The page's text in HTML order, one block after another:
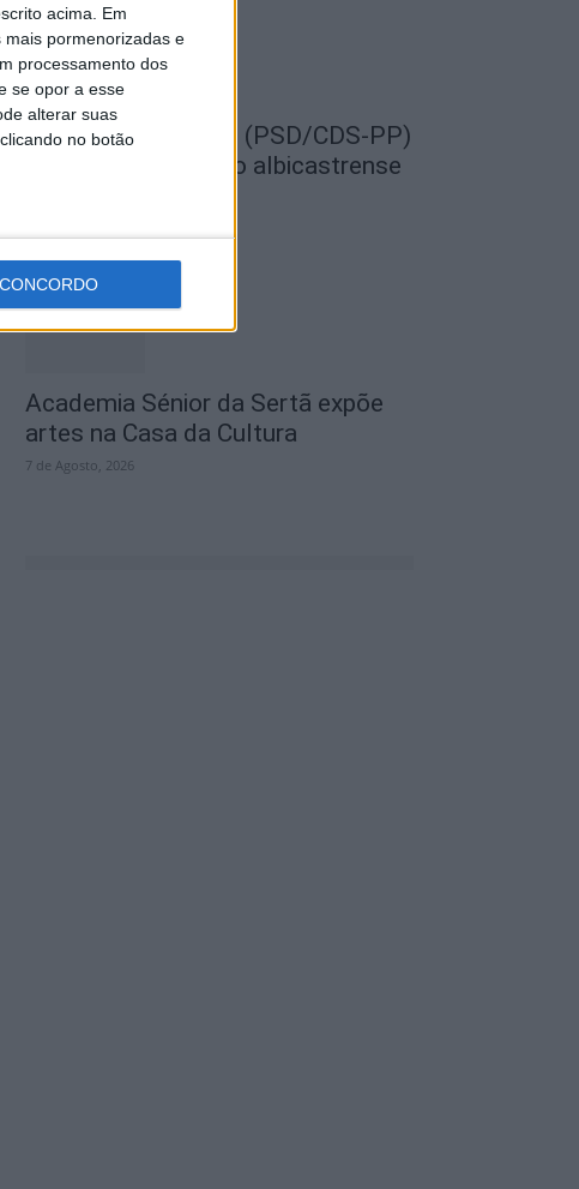
acima. Em
pormenorizadas e
processamento dos
se opor a esse
alterar suas
no botão
CONCORDO
SEMPRE por todos (PSD/CDS-PP)
questiona Município albicastrense
Academia Sénior da Sertã expõe
artes na Casa da Cultura
7 de Agosto, 2026